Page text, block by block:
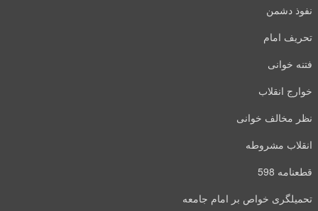
نفوذ دشمن
تحریف امام
فتنه خوانی
خوارج انقلاب
نظر مخالف خوانی
انقلاب مشروطه
قطعنامه 598
تحمیلگری خواص بر امام جامعه